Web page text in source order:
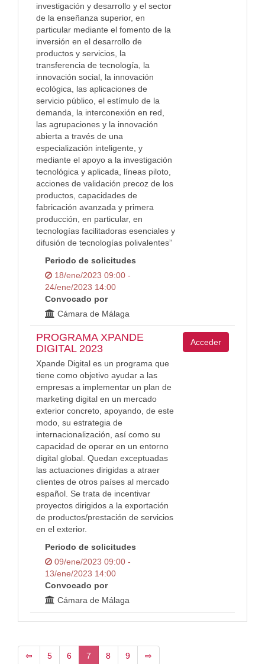
investigación y desarrollo y el sector
de la enseñanza superior, en
particular mediante el fomento de la
inversión en el desarrollo de
productos y servicios, la
transferencia de tecnología, la
innovación social, la innovación
ecológica, las aplicaciones de
servicio público, el estímulo de la
demanda, la interconexión en red,
las agrupaciones y la innovación
abierta a través de una
especialización inteligente, y
mediante el apoyo a la investigación
tecnológica y aplicada, líneas piloto,
acciones de validación precoz de los
productos, capacidades de
fabricación avanzada y primera
producción, en particular, en
tecnologías facilitadoras esenciales y
difusión de tecnologías polivalentes”
Periodo de solicitudes
18/ene/2023 09:00 -
24/ene/2023 14:00
Convocado por
Cámara de Málaga
PROGRAMA XPANDE
DIGITAL 2023
Xpande Digital es un programa que
tiene como objetivo ayudar a las
empresas a implementar un plan de
marketing digital en un mercado
exterior concreto, apoyando, de este
modo, su estrategia de
internacionalización, así como su
capacidad de operar en un entorno
digital global. Quedan exceptuadas
las actuaciones dirigidas a atraer
clientes de otros países al mercado
español. Se trata de incentivar
proyectos dirigidos a la exportación
de productos/prestación de servicios
en el exterior.
Periodo de solicitudes
09/ene/2023 09:00 -
13/ene/2023 14:00
Convocado por
Cámara de Málaga
Acceder
⇦ 5 6 7 8 9 ⇨